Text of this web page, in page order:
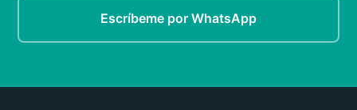
Escríbeme por WhatsApp